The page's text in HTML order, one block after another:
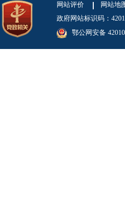
网站评价
网站地
政府网站标识码：
鄂公网安备